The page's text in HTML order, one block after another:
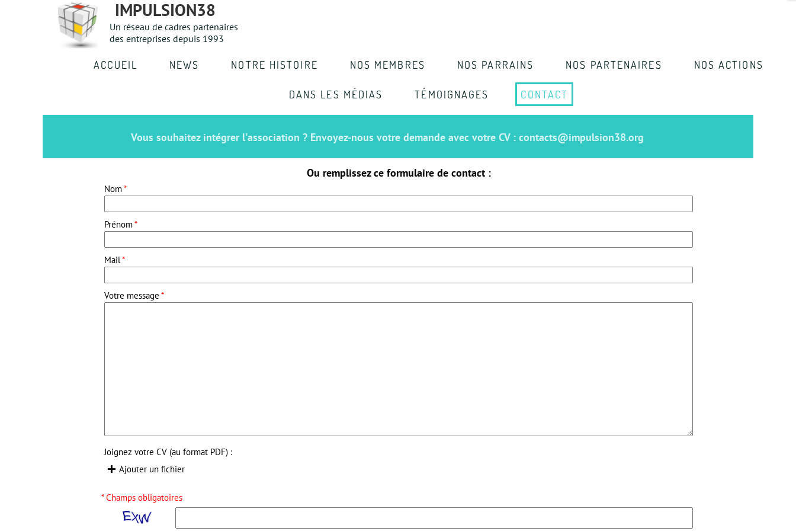
IMPULSION38
Un réseau de cadres partenaires
des entreprises depuis 1993
ACCUEIL NEWS NOTRE HISTOIRE NOS MEMBRES NOS PARRAINS NOS PARTENAIRES NOS ACTIONS
DANS LES MÉDIAS TÉMOIGNAGES CONTACT
Vous souhaitez intégrer l'association ? Envoyez-nous votre demande avec votre CV : contacts@impulsion38.org
Ou remplissez ce formulaire de contact :
Nom*
Prénom*
Mail*
Votre message *
Joignez votre CV (au format PDF) :
 Ajouter un fichier
* Champs obligatoires